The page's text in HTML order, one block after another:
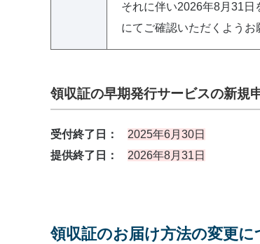
それに伴い2026年8月31日
にてご確認いただくようお
領収証の早期発行サービスの新規
受付終了日：
2025年6月30日
提供終了日：
2026年8月31日
領収証のお届け方法の変更に